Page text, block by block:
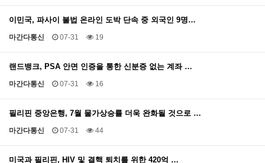
이민국, 파사이 불법 온라인 도박 단속 중 외국인 9명…
마간다통신 07-31 19
랜드뱅크, PSA 안면 인증을 통한 신분증 없는 계좌 …
마간다통신 07-31 16
필리핀 중앙은행, 7월 물가상승률 더욱 완화될 것으로 …
마간다통신 07-31 44
미국과 필리핀, HIV 및 결핵 퇴치를 위한 420억 …